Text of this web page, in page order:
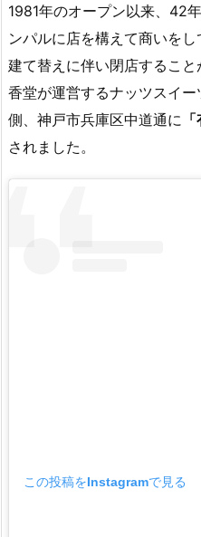
1981年のオープン以来、42
ンパルに店を構えて商いを
建て替えに伴い閉店するこ
香堂が運営するナッツスイ
側、神戸市兵庫区中道通に
されました。
この投稿をInstagramで見る